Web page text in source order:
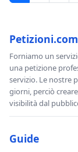
Petizioni.com
Forniamo un
una petizione
servizio. Le nostre
giorni, perciò
visibilità dal
Guide